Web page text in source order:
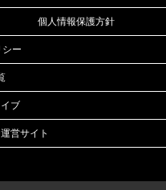
個人情報保護方針
ー
ブ
営サイト